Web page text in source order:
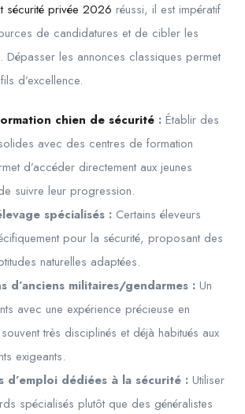
sécurité privée 2026 réussi, il est impératif
de candidatures et de cibler les
Dépasser les annonces classiques permet
d’excellence.
chien de sécurité : Établir des
avec des centres de formation
d’accéder directement aux jeunes
suivre leur progression.
spécialisés : Certains éleveurs
pour la sécurité, proposant des
naturelles adaptées.
d’anciens militaires/gendarmes : Un
avec une expérience précieuse en
très disciplinés et déjà habitués aux
exigeants.
d’emploi dédiées à la sécurité : Utiliser
spécialisés plutôt que des généralistes